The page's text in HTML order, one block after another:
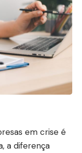
em crise é
a diferença